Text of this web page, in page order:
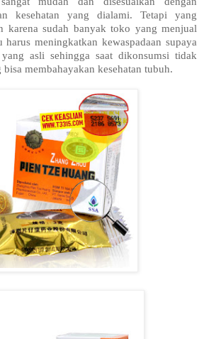
kesehatan yang dialami. Tetapi yang
karena sudah banyak toko yang menjual
meningkatkan kewaspadaan supaya
asli sehingga saat dikonsumsi tidak
membahayakan kesehatan tubuh.